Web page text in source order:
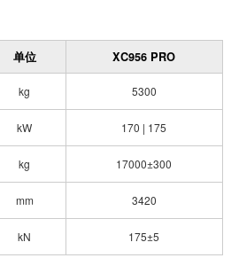
单位 XC956 PRO
kg 5300
kW 170 | 175
kg 17000±300
mm 3420
kN 175±5